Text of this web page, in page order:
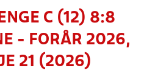
C (12) 8:8
- FORÅR 2026,
21 (2026)